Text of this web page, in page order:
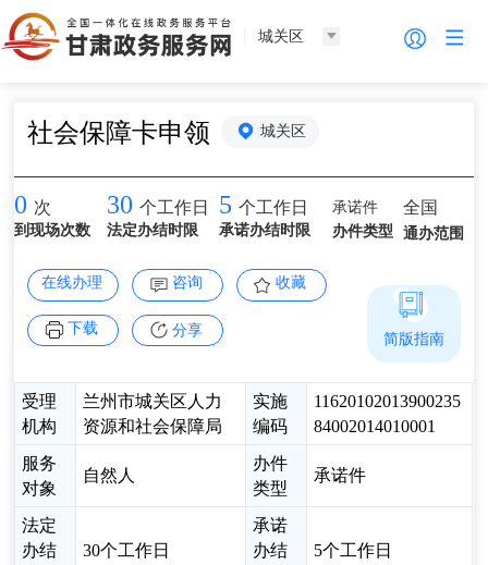
城关区
社会保障卡申领 城关区
0 次
到现场次数
30 个工作日
法定办结时限
5 个工作日
承诺办结时限
承诺件
办件类型
全国
通办范围
在线办理 咨询 收藏
下载 分享
受理
机构
兰州市城关区人力
资源和社会保障局
实施
编码
11620102013900235
84002014010001
服务
对象
自然人
办件
类型
承诺件
法定
办结
30个工作日
承诺
办结
5个工作日
简版指南